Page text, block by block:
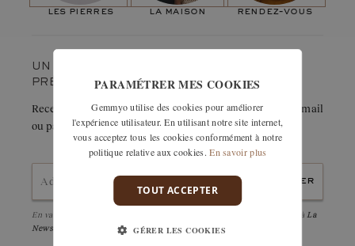
les pierres la maison rendez-vous
UN COUP DE CŒUR ? GARDEZ-LE
PRÉCIEUSEMENT.
Recevez immédiatement le détail de cette création par e-mail
ou partagez-la facilement avec un proche.
envoyer
En validant, j'accepte la et d'être abonné à La
Newsletter
PARAMÉTRER MES COOKIES
Gemmyo utilise des cookies pour améliorer
l'expérience utilisateur. En utilisant notre site internet,
vous acceptez tous les cookies conformément à notre
politique relative aux cookies. En savoir plus
TOUT ACCEPTER
GÉRER LES COOKIES